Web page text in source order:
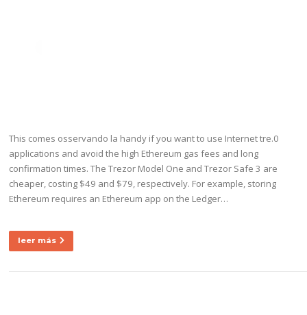
This comes osservando la handy if you want to use Internet tre.0
applications and avoid the high Ethereum gas fees and long
confirmation times. The Trezor Model One and Trezor Safe 3 are
cheaper, costing $49 and $79, respectively. For example, storing
Ethereum requires an Ethereum app on the Ledger…
leer más